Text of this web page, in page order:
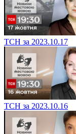
ТСН за 2023.10.17
ТСН за 2023.10.16